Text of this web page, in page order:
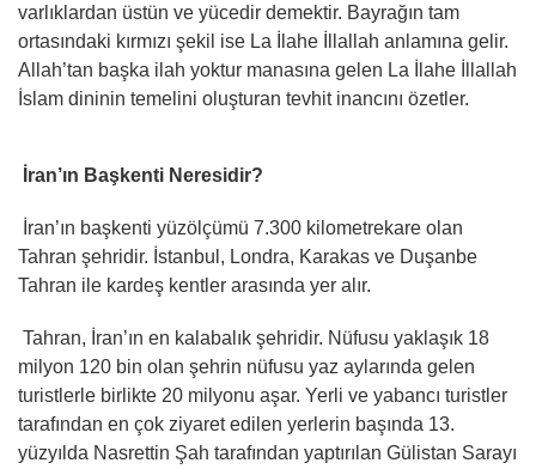
varlıklardan üstün ve yücedir demektir. Bayrağın tam
ortasındaki kırmızı şekil ise La İlahe İllallah anlamına gelir.
Allah’tan başka ilah yoktur manasına gelen La İlahe İllallah
İslam dininin temelini oluşturan tevhit inancını özetler.
İran’ın Başkenti Neresidir?
İran’ın başkenti yüzölçümü 7.300 kilometrekare olan
Tahran şehridir. İstanbul, Londra, Karakas ve Duşanbe
Tahran ile kardeş kentler arasında yer alır.
Tahran, İran’ın en kalabalık şehridir. Nüfusu yaklaşık 18
milyon 120 bin olan şehrin nüfusu yaz aylarında gelen
turistlerle birlikte 20 milyonu aşar. Yerli ve yabancı turistler
tarafından en çok ziyaret edilen yerlerin başında 13.
yüzyılda Nasrettin Şah tarafından yaptırılan Gülistan Sarayı